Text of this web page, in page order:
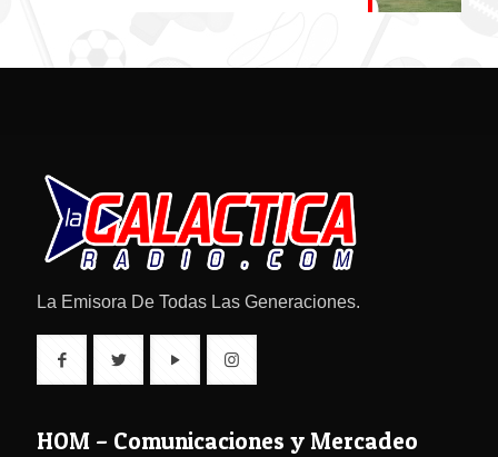
La Emisora De Todas Las Generaciones.
HOM – Comunicaciones y Mercadeo